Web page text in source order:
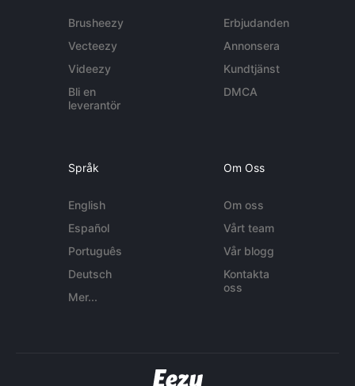
Brusheezy
Vecteezy
Videezy
Bli en
leverantör
Erbjudanden
Annonsera
Kundtjänst
DMCA
Språk
English
Español
Português
Deutsch
Mer...
Om Oss
Om oss
Vårt team
Vår blogg
Kontakta
oss